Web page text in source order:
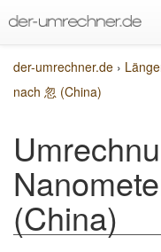
der-umrechner.de ›
nach 忽 (China)
(China)